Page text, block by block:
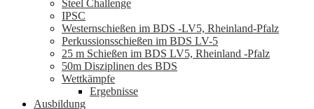
Steel Challenge
IPSC
Westernschießen im BDS -LV5, Rheinland-Pfalz
Perkussionsschießen im BDS LV-5
25 m Schießen im BDS LV5, Rheinland -Pfalz
50m Disziplinen des BDS
Wettkämpfe
Ergebnisse
Ausbildung